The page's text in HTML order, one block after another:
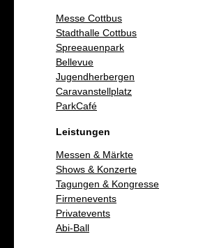
Messe Cottbus
Stadthalle Cottbus
Spreeauenpark
Bellevue
Jugendherbergen
Caravanstellplatz
ParkCafé
Leistungen
Messen & Märkte
Shows & Konzerte
Tagungen & Kongresse
Firmenevents
Privatevents
Abi-Ball